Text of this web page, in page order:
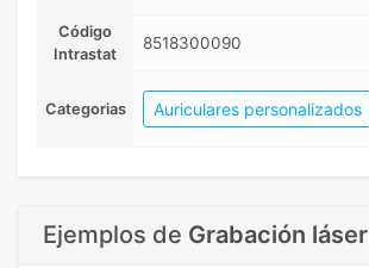
Código
Intrastat
8518300090
Categorias Auriculares personalizados
Ejemplos de Grabación láser